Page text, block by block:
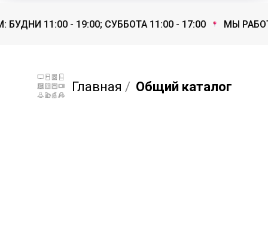
11:00 - 19:00; СУББОТА 11:00 - 17:00 МЫ
Главная / Общий каталог